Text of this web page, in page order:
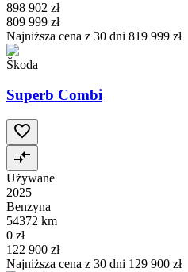
898 902 zł
809 999 zł
Najniższa cena z 30 dni 819 999 zł
Škoda
Superb Combi
Używane
2025
Benzyna
54372 km
0 zł
122 900 zł
Najniższa cena z 30 dni 129 900 zł